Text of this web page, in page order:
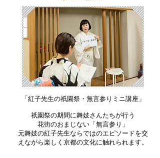
​「紅子先生の祇園祭・無言参りミニ講座」​
祇園祭の期間に舞妓さんたちが行う
花街のおまじない「無言参り」
元舞妓の紅子先生ならではのエピソードを交
えながら楽しく京都の文化に触れられます。